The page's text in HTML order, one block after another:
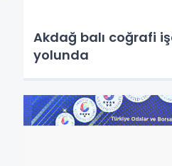
Akdağ balı coğrafi
yolunda